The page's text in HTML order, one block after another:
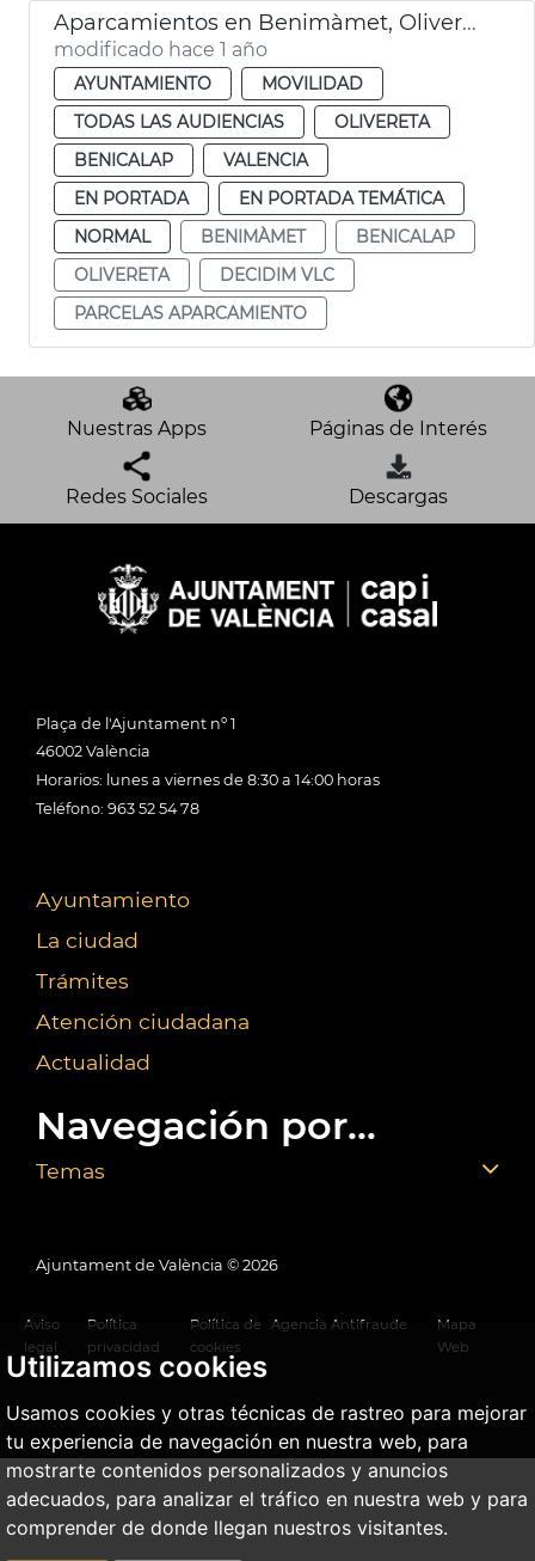
Utilizamos cookies
Usamos cookies y otras técnicas de rastreo para mejorar
tu experiencia de navegación en nuestra web, para
mostrarte contenidos personalizados y anuncios
adecuados, para analizar el tráfico en nuestra web y para
comprender de donde llegan nuestros visitantes.
Aparcamientos en Benimàmet, Olivereta y Benicalap
modificado hace 1 año
AYUNTAMIENTO
MOVILIDAD
TODAS LAS AUDIENCIAS
OLIVERETA
BENICALAP
VALENCIA
EN PORTADA
EN PORTADA TEMÁTICA
NORMAL
BENIMÀMET
BENICALAP
OLIVERETA
DECIDIM VLC
PARCELAS APARCAMIENTO
Nuestras Apps Páginas de Interés
Redes Sociales Descargas
Plaça de l'Ajuntament nº 1
46002 València
Horarios: lunes a viernes de 8:30 a 14:00 horas
Teléfono: 963 52 54 78
Ayuntamiento
La ciudad
Trámites
Atención ciudadana
Actualidad
Navegación por...
Temas
Ajuntament de València © 2026
Aviso
legal
Política
privacidad
Política de
cookies
Agencia Antifraude
Mapa
Web